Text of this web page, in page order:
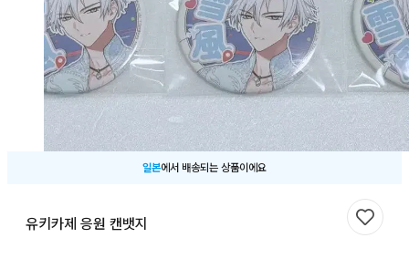
일본에서 배송되는 상품이에요
유키카제 응원 캔뱃지 찜하기